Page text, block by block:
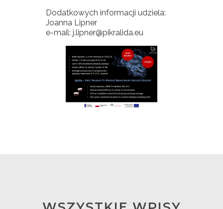
Dodatkowych informacji udziela:
Joanna Lipner
e-mail: j.lipner@pikralida.eu